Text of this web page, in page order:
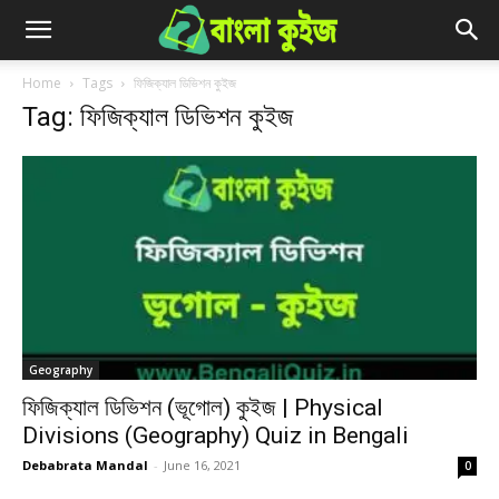
Home Tags ফিজিক্যাল ডিভিশন কুইজ
Tag: ফিজিক্যাল ডিভিশন কুইজ
Geography
ফিজিক্যাল ডিভিশন (ভূগোল) কুইজ | Physical
Divisions (Geography) Quiz in Bengali
Debabrata Mandal - June 16, 2021 0